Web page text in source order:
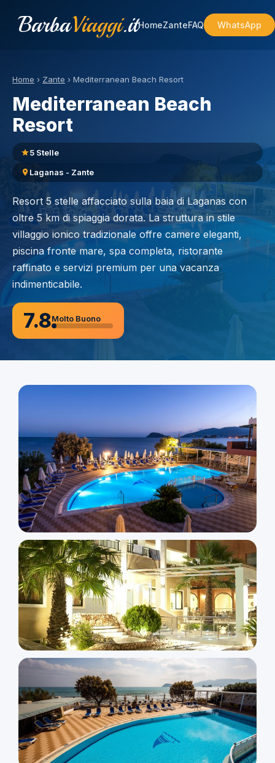
BarbaViaggi.itHomeZanteFAQ WhatsApp
Home › Zante › Mediterranean Beach Resort
Mediterranean Beach
Resort
5 Stelle
Laganas - Zante
Resort 5 stelle affacciato sulla baia di Laganas con
oltre 5 km di spiaggia dorata. La struttura in stile
villaggio ionico tradizionale offre camere eleganti,
piscina fronte mare, spa completa, ristorante
raffinato e servizi premium per una vacanza
indimenticabile.
7.8Molto Buono